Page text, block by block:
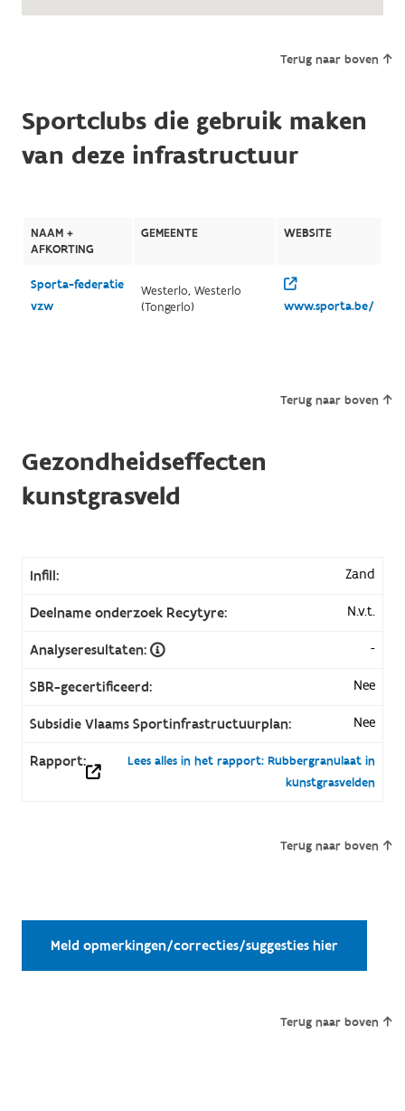
Terug naar boven
Sportclubs die gebruik maken
van deze infrastructuur
NAAM +
AFKORTING
GEMEENTE WEBSITE
Sporta-federatie
vzw
Westerlo, Westerlo
(Tongerlo)
www.sporta.be/
Terug naar boven
Gezondheidseffecten
kunstgrasveld
Infill: Zand
Deelname onderzoek Recytyre: N.v.t.
Analyseresultaten: -
SBR-gecertificeerd: Nee
Subsidie Vlaams Sportinfrastructuurplan: Nee
Rapport:
Lees alles in het rapport: Rubbergranulaat in
kunstgrasvelden
Terug naar boven
Meld opmerkingen/correcties/suggesties hier
Terug naar boven